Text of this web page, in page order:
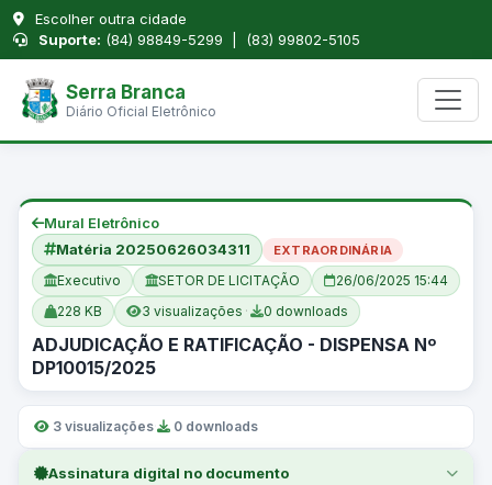
Escolher outra cidade
Suporte: (84) 98849-5299 | (83) 99802-5105
Serra Branca
Diário Oficial Eletrônico
Mural Eletrônico
Matéria 20250626034311
EXTRAORDINÁRIA
Executivo SETOR DE LICITAÇÃO
26/06/2025 15:44
228 KB
3 visualizações · 0 downloads
ADJUDICAÇÃO E RATIFICAÇÃO - DISPENSA Nº
DP10015/2025
3 visualizações 0 downloads
Assinatura digital no documento